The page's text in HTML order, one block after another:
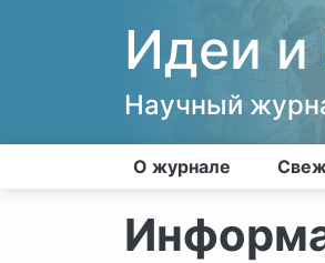
Идеи
Научный
О журнале